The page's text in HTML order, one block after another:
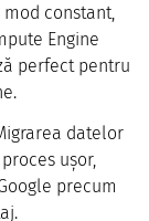
constant,
Engine
perfect pentru
datelor
ușor,
precum